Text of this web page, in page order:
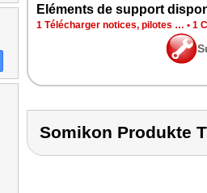
Elé­ments de sup­port
1 Télé­char­ger notices, pilotes … • 1
Somikon Produkte